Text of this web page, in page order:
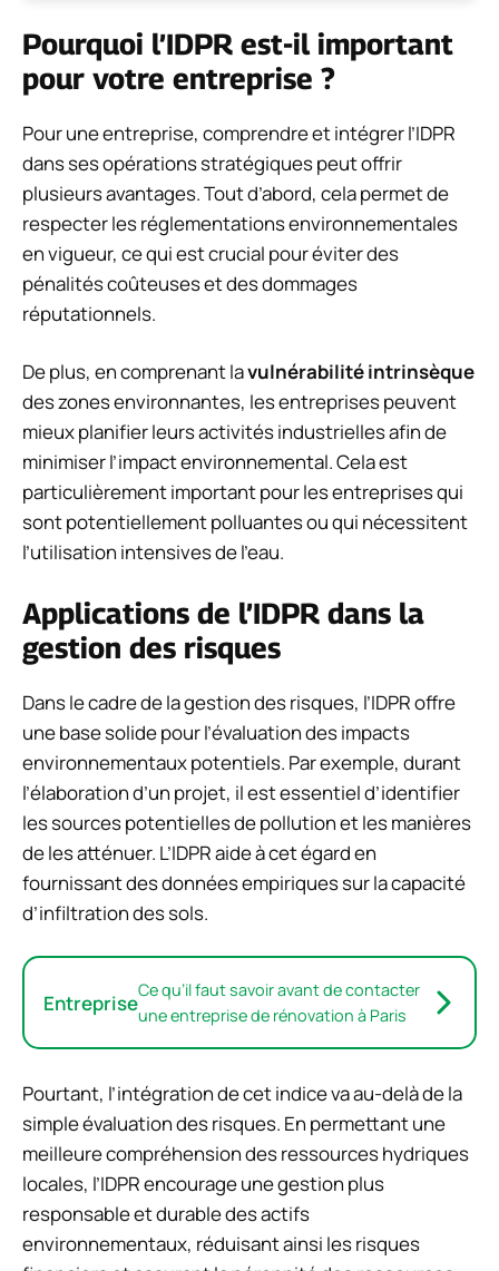
Pourquoi l’IDPR est-il important
pour votre entreprise ?
Pour une entreprise, comprendre et intégrer l’IDPR
dans ses opérations stratégiques peut offrir
plusieurs avantages. Tout d’abord, cela permet de
respecter les réglementations environnementales
en vigueur, ce qui est crucial pour éviter des
pénalités coûteuses et des dommages
réputationnels.
De plus, en comprenant lavulnérabilité intrinsèque
des zones environnantes, les entreprises peuvent
mieux planifier leurs activités industrielles afin de
minimiser l’impact environnemental. Cela est
particulièrement important pour les entreprises qui
sont potentiellement polluantes ou qui nécessitent
l’utilisation intensives de l’eau.
Applications de l’IDPR dans la
gestion des risques
Dans le cadre de la gestion des risques, l’IDPR offre
une base solide pour l’évaluation des impacts
environnementaux potentiels. Par exemple, durant
l’élaboration d’un projet, il est essentiel d’identifier
les sources potentielles de pollution et les manières
de les atténuer. L’IDPR aide à cet égard en
fournissant des données empiriques sur la capacité
d’infiltration des sols.
EntrepriseCe qu’il faut savoir avant de contacter
une entreprise de rénovation à Paris
Pourtant, l’intégration de cet indice va au-delà de la
simple évaluation des risques. En permettant une
meilleure compréhension des ressources hydriques
locales, l’IDPR encourage une gestion plus
responsable et durable des actifs
environnementaux, réduisant ainsi les risques